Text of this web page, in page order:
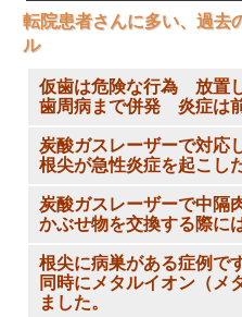
転院患者さんに多い、過去
ル
仮歯は危険な行為 放置
歯周病まで併発 炎症は
炭酸ガスレーザーで対応
根尖が急性炎症を起こし
炭酸ガスレーザーで中隔
かぶせ物を交換する際に
根尖に病巣がある症例で
同時にメタルイオン（メ
ました。